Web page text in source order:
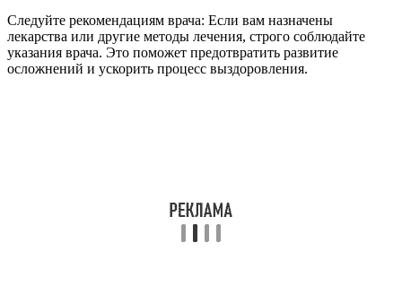
Следуйте рекомендациям врача: Если вам назначены
лекарства или другие методы лечения, строго соблюдайте
указания врача. Это поможет предотвратить развитие
осложнений и ускорить процесс выздоровления.